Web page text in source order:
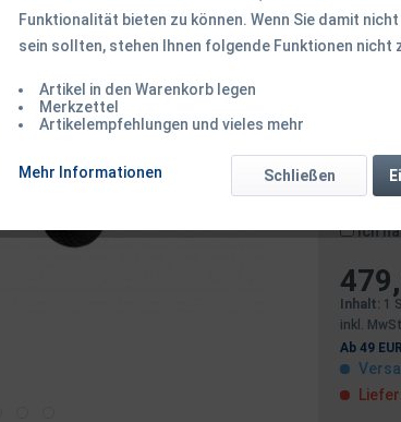
Ich
Inhalt: 1
inkl.
Ab 49
Funktionalität bieten zu können. Wenn Sie damit
sein sollten, stehen Ihnen folgende Funktionen nicht
Artikel in den Warenkorb legen
Merkzettel
Artikelempfehlungen und vieles mehr
Mehr Informationen Schließen